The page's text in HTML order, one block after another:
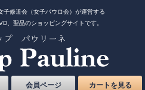
子修道会（女子パウロ会）が運営する
、聖品のショッピングサイトです。
会員ページ カートを見る